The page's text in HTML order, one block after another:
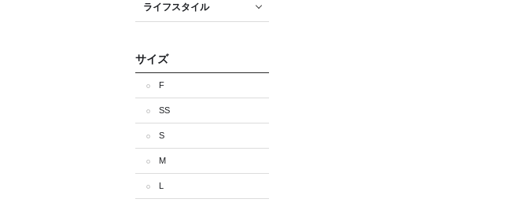
ライフスタイル
サイズ
F
SS
S
M
L